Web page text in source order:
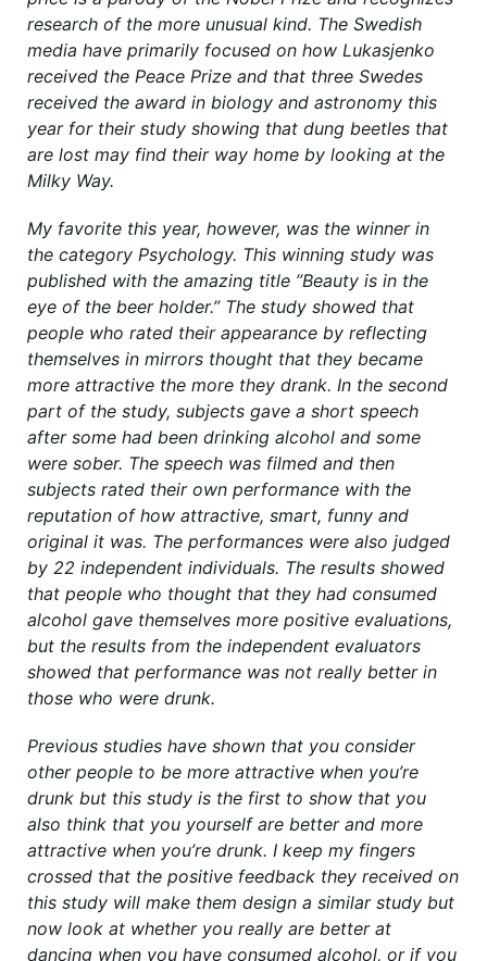
research of the more unusual kind. The Swedish
media have primarily focused on how Lukasjenko
received the Peace Prize and that three Swedes
received the award in biology and astronomy this
year for their study showing that dung beetles that
are lost may find their way home by looking at the
Milky Way.
My favorite this year, however, was the winner in
the category Psychology. This winning study was
published with the amazing title ”Beauty is in the
eye of the beer holder.” The study showed that
people who rated their appearance by reflecting
themselves in mirrors thought that they became
more attractive the more they drank. In the second
part of the study, subjects gave a short speech
after some had been drinking alcohol and some
were sober. The speech was filmed and then
subjects rated their own performance with the
reputation of how attractive, smart, funny and
original it was. The performances were also judged
by 22 independent individuals. The results showed
that people who thought that they had consumed
alcohol gave themselves more positive evaluations,
but the results from the independent evaluators
showed that performance was not really better in
those who were drunk.
Previous studies have shown that you consider
other people to be more attractive when you’re
drunk but this study is the first to show that you
also think that you yourself are better and more
attractive when you’re drunk. I keep my fingers
crossed that the positive feedback they received on
this study will make them design a similar study but
now look at whether you really are better at
dancing when you have consumed alcohol, or if you